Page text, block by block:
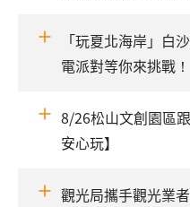
「玩夏北海岸」白
電派對等你來挑戰！
8/26松山文創園區
安心玩】
觀光局攜手觀光業